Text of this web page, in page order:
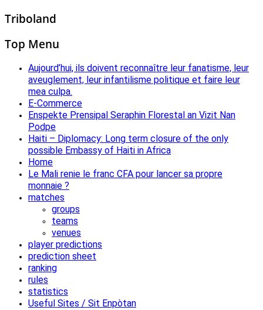
Triboland
Top Menu
Aujourd’hui, ils doivent reconnaître leur fanatisme, leur
aveuglement, leur infantilisme politique et faire leur
mea culpa.
E-Commerce
Enspekte Prensipal Seraphin Florestal an Vizit Nan
Podpe
Haiti – Diplomacy: Long term closure of the only
possible Embassy of Haiti in Africa
Home
Le Mali renie le franc CFA pour lancer sa propre
monnaie ?
matches
groups
teams
venues
player predictions
prediction sheet
ranking
rules
statistics
Useful Sites / Sit Enpòtan